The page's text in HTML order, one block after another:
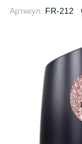
Артикул: FR-212